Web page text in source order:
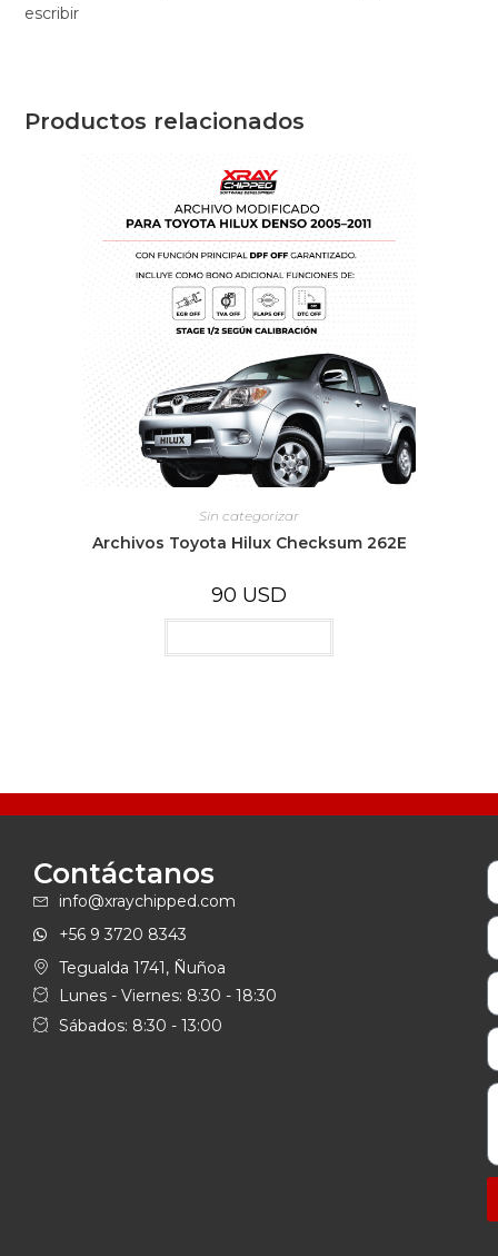
escribir
Productos relacionados
Sin categorizar
Archivos Toyota Hilux Checksum 262E
90 USD
Contáctanos
info@xraychipped.com
+56 9 3720 8343
Tegualda 1741, Ñuñoa
Lunes - Viernes: 8:30 - 18:30
Sábados: 8:30 - 13:00